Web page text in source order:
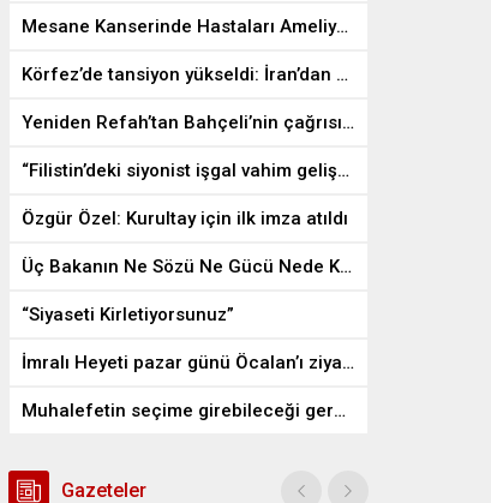
Mesane Kanserinde Hastaları Ameliyattan Kurtaran İlaç
Körfez’de tansiyon yükseldi: İran’dan ABD üslerine misilleme
Yeniden Refah’tan Bahçeli’nin çağrısına destek
“Filistin’deki siyonist işgal vahim gelişmelere gebe”
Özgür Özel: Kurultay için ilk imza atıldı
Üç Bakanın Ne Sözü Ne Gücü Nede Kudreti Yetmedi
“Siyaseti Kirletiyorsunuz”
İmralı Heyeti pazar günü Öcalan’ı ziyaret edecek
Muhalefetin seçime girebileceği gerçek bir alan kalmayabilir
Gazeteler